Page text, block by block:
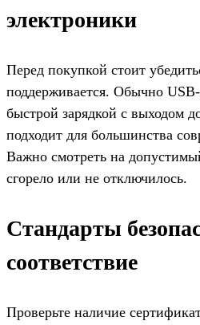
электроники
Перед покупкой стоит
поддерживается. Обычно
быстрой зарядкой с выходом
подходит для большинства
Важно смотреть на
сгорело или не отключилось.
Стандарты
соответствие
Проверьте наличие